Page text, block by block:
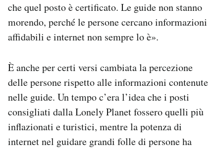
che quel posto è certificato. Le guide non stanno
morendo, perché le persone cercano informazioni
affidabili e internet non sempre lo è».
È anche per certi versi cambiata la percezione
delle persone rispetto alle informazioni contenute
nelle guide. Un tempo c’era l’idea che i posti
consigliati dalla Lonely Planet fossero quelli più
inflazionati e turistici, mentre la potenza di
internet nel guidare grandi folle di persone ha